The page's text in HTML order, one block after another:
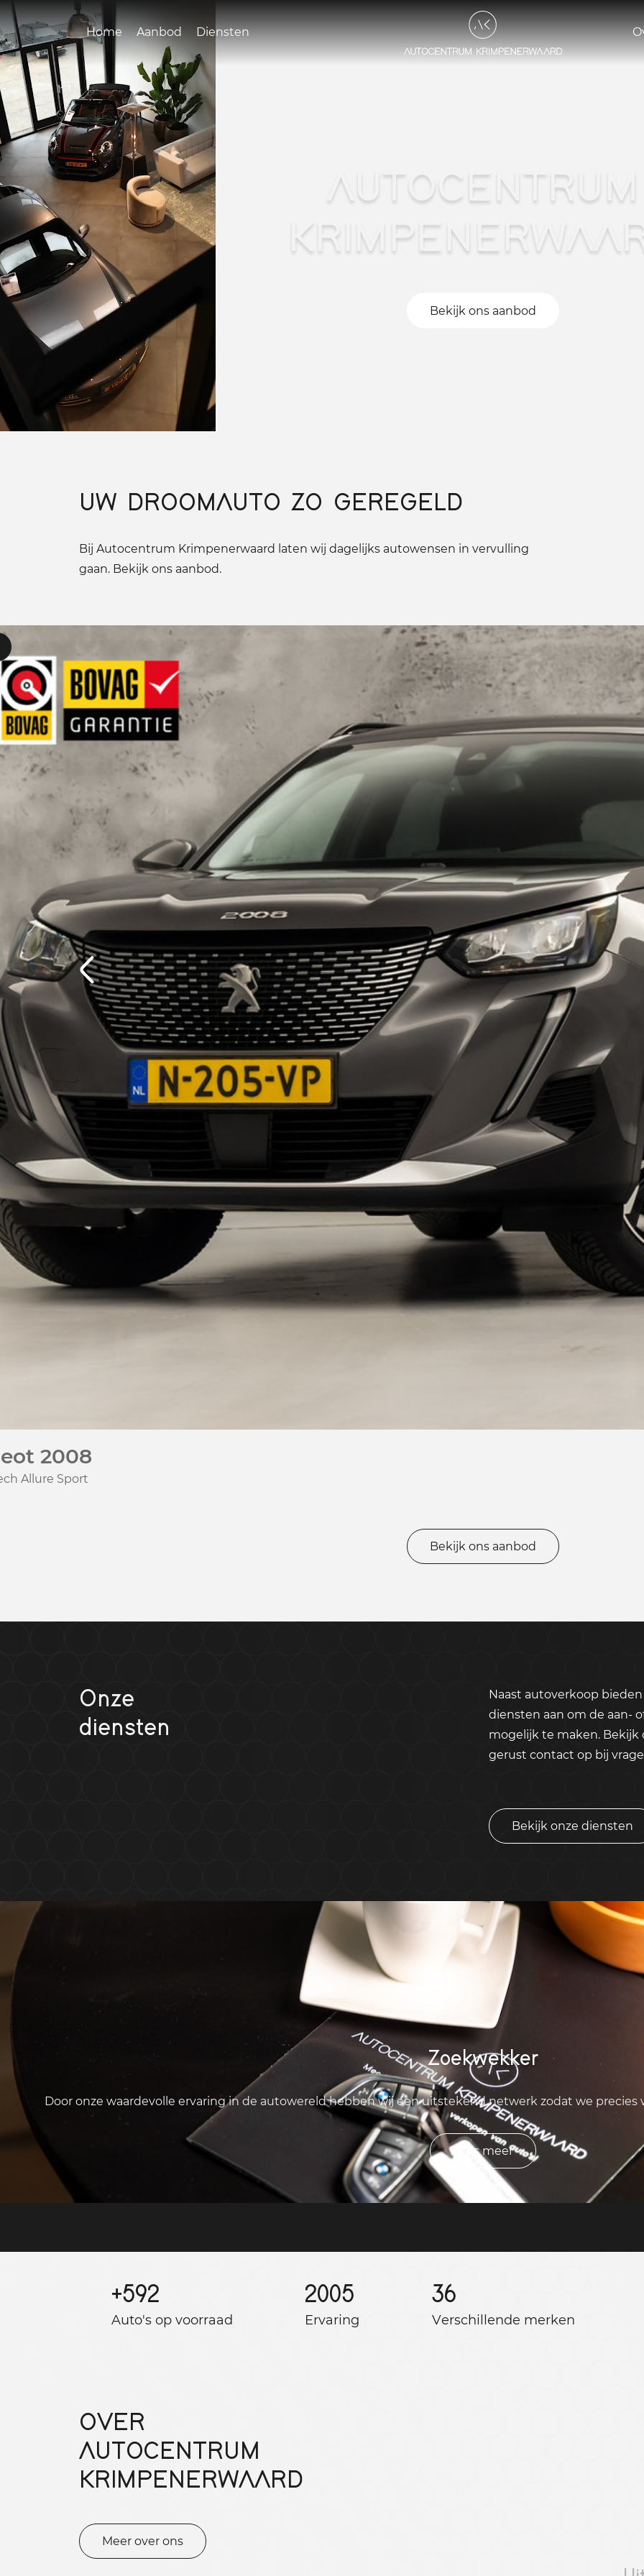
Home Aanbod Diensten
AUTOCENTRUM
Bekijk ons aanbod
UW DROOMAUTO ZO GEREGELD
Bij Autocentrum Krimpenerwaard laten wij dagelijks autowensen in vervulling
gaan. Bekijk ons aanbod.
2008
Allure Sport
Bekijk ons aanbod
Onze
diensten
Naast autoverkoop
diensten aan om de aan-
mogelijk te maken. Bekijk
gerust contact op bij
Bekijk onze diensten
Zoekwekker
Door onze waardevolle ervaring in de autowereld hebben wij een uitstekend netwerk zodat we
Lees meer
+592
Auto's op voorraad
2005
Ervaring
36
Verschillende merken
OVER
AUTOCENTRUM
KRIMPENERWAARD
Meer over ons